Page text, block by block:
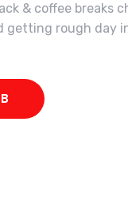
& coffee breaks
getting rough day